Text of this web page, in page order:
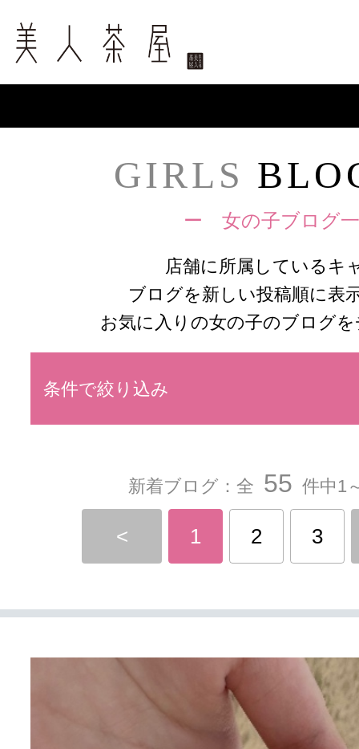
GIRLS
ー 女の子ブログ
店舗に所属しているキ
ブログを新しい投稿順に表
お気に入りの女の子のブログ
条件で絞り込み
新着ブログ：全 55 件中1
< 1 2 3